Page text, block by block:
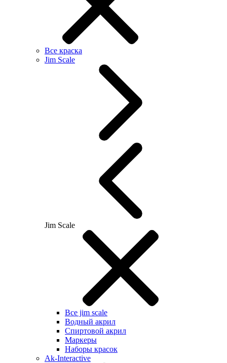
Все краска
Jim Scale
Jim Scale
Все jim scale
Водный акрил
Спиртовой акрил
Маркеры
Наборы красок
Ak-Interactive